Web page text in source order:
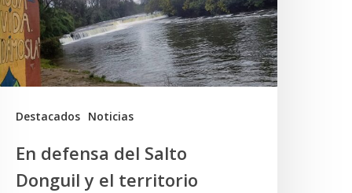
Destacados Noticias
En defensa del Salto
Donguil y el territorio